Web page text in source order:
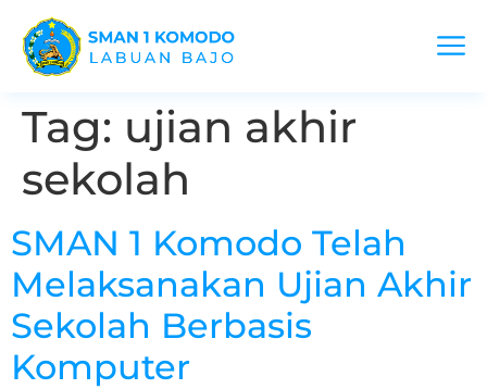
Tag: ujian akhir
sekolah
SMAN 1 Komodo Telah
Melaksanakan Ujian Akhir
Sekolah Berbasis
Komputer